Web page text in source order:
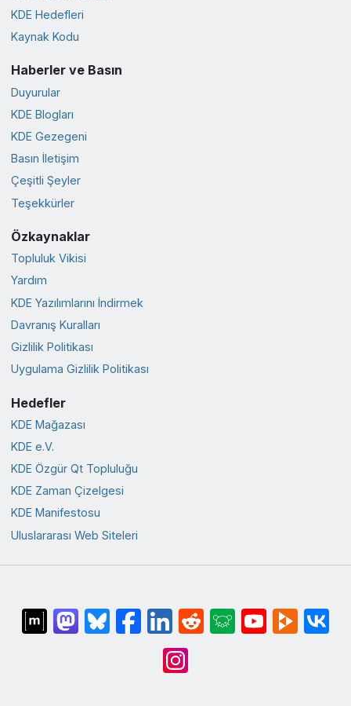
KDE Hedefleri
Kaynak Kodu
Haberler ve Basın
Duyurular
KDE Blogları
KDE Gezegeni
Basın İletişim
Çeşitli Şeyler
Teşekkürler
Özkaynaklar
Topluluk Vikisi
Yardım
KDE Yazılımlarını İndirmek
Davranış Kuralları
Gizlilik Politikası
Uygulama Gizlilik Politikası
Hedefler
KDE Mağazası
KDE e.V.
KDE Özgür Qt Topluluğu
KDE Zaman Çizelgesi
KDE Manifestosu
Uluslararası Web Siteleri